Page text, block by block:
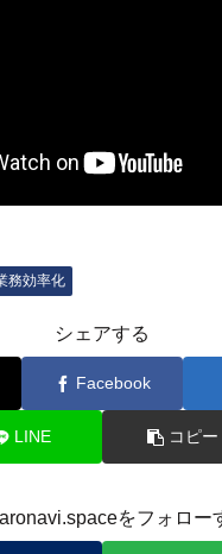
務効率化
シェアする
Facebook
LINE コピー
をフォロー